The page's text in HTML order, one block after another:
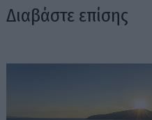
Διαβάστε επίσης